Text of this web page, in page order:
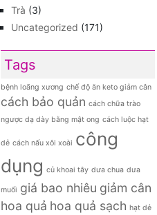
Trà (3)
Uncategorized (171)
Tags
bệnh loãng xương chế độ ăn keto giảm cân
cách bảo quản cách chữa trào
ngược dạ dày bằng mật ong cách luộc hạt
dẻ cách nấu xôi xoài công
dụng củ khoai tây dưa chua dưa
muối giá bao nhiêu giảm cân
hoa quả hoa quả sạch hạt dẻ